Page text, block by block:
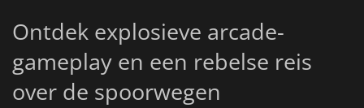
Ontdek explosieve arcade-
gameplay en een rebelse reis
over de spoorwegen